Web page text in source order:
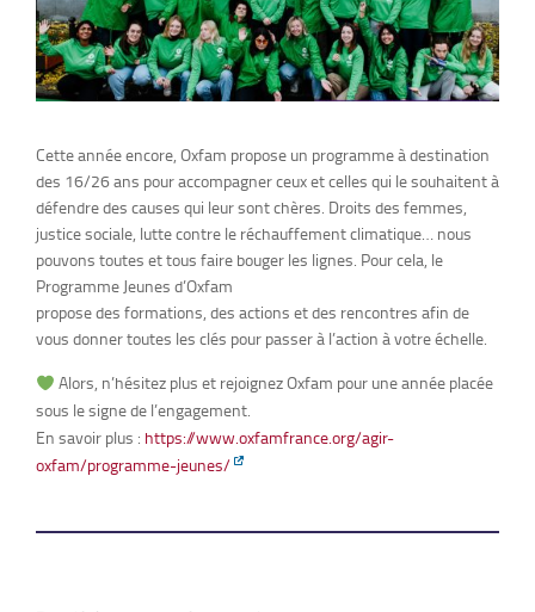
Cette année encore, Oxfam propose un programme à destination
des 16/26 ans pour accompagner ceux et celles qui le souhaitent à
défendre des causes qui leur sont chères. Droits des femmes,
justice sociale, lutte contre le réchauffement climatique… nous
pouvons toutes et tous faire bouger les lignes. Pour cela, le
Programme Jeunes d’Oxfam
propose des formations, des actions et des rencontres afin de
vous donner toutes les clés pour passer à l’action à votre échelle.
Alors, n’hésitez plus et rejoignez Oxfam pour une année placée
sous le signe de l’engagement.
En savoir plus : https://www.oxfamfrance.org/agir-
oxfam/programme-jeunes/